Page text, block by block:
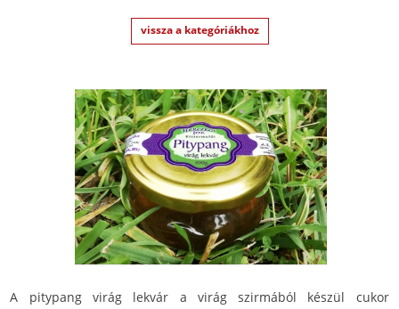
vissza a kategóriákhoz
A pitypang virág lekvár a virág szirmából készül cukor